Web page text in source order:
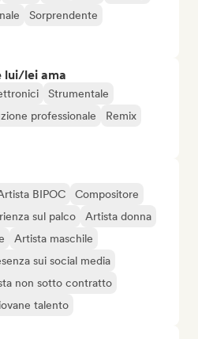
Sorprendente
lui/lei ama
Strumentale
professionale
Remix
BIPOC
Compositore
sul palco
Artista donna
Artista maschile
sui social media
non sotto contratto
talento